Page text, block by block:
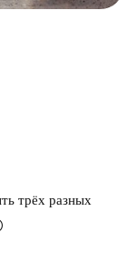
трёх разных